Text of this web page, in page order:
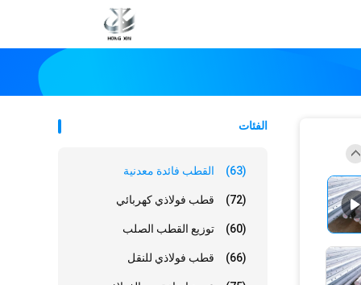
الفئات
القطب فائدة معدنية (63)
قطب فولاذي كهربائي (72)
توزيع القطب الصلب (60)
قطب فولاذي للنقل (66)